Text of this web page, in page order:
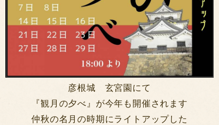
彦根城 玄宮園にて
『観月の夕べ』が今年も開催されます
仲秋の名月の時期にライトアップした